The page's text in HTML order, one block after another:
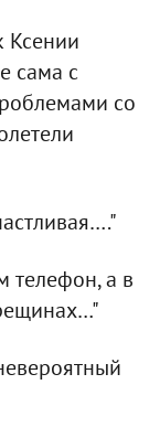
Ксении
сама с
со
телефон, а в